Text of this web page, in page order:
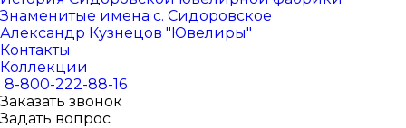
Знаменитые имена с. Сидоровское
Александр Кузнецов "Ювелиры"
Контакты
Коллекции
8-800-222-88-16
Заказать звонок
Задать вопрос